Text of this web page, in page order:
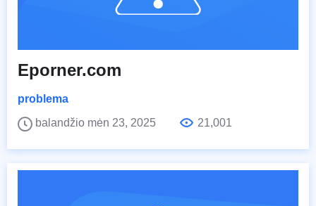
Eporner.com
problema
balandžio mėn 23, 2025
21,001